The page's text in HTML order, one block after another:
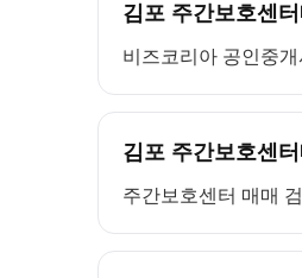
김포 주간보호센
비즈코리아 공인중
김포 주간보호센
주간보호센터 매매